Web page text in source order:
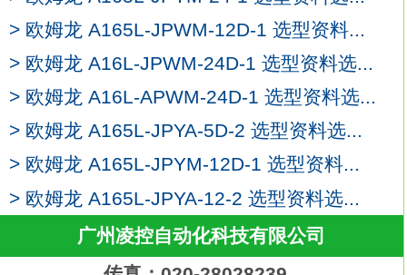
接点类型：微小负载 (AC125V， 0.1 A，
操作：瞬时动作（自动复位型）。
外壳颜色：黑色。
按钮颜色：白色。
良好的动作敏感度欧姆龙A165L-JPWM-
24D-1。
带均一亮度的良好照明。
三色型（绿色，橙色，红色，变色照明）包
> 欧姆龙 A165L-JPWM-12D-1 选型资料...
> 欧姆龙 A16L-JPWM-24D-1 选型资料选...
> 欧姆龙 A16L-APWM-24D-1 选型资料选...
> 欧姆龙 A165L-JPYA-5D-2 选型资料选...
> 欧姆龙 A165L-JPYM-12D-1 选型资料...
> 欧姆龙 A165L-JPYA-12-2 选型资料选...
广州凌控自动化科技有限公司